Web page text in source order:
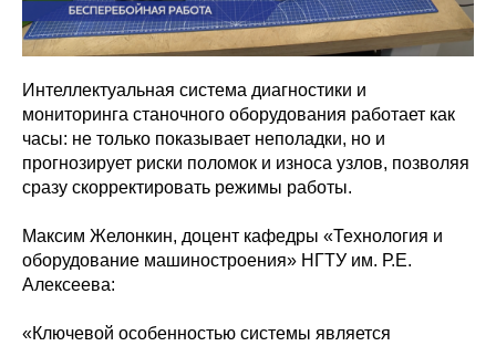
Интеллектуальная система диагностики и
мониторинга станочного оборудования работает как
часы: не только показывает неполадки, но и
прогнозирует риски поломок и износа узлов, позволяя
сразу скорректировать режимы работы.
Максим Желонкин, доцент кафедры «Технология и
оборудование машиностроения» НГТУ им. Р.Е.
Алексеева:
«Ключевой особенностью системы является